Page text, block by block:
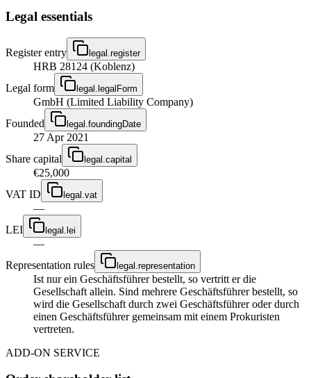
Legal essentials
Register entry legal.register
HRB 28124 (Koblenz)
Legal form
legal.legalForm
GmbH (Limited Liability Company)
Founded
legal.foundingDate
27 Apr 2021
Share capital
legal.capital
€25,000
VAT ID
legal.vat
—
LEI
legal.lei
—
Representation rules
legal.representation
Ist nur ein Geschäftsführer bestellt, so vertritt er die
Gesellschaft allein. Sind mehrere Geschäftsführer bestellt, so
wird die Gesellschaft durch zwei Geschäftsführer oder durch
einen Geschäftsführer gemeinsam mit einem Prokuristen
vertreten.
ADD-ON SERVICE